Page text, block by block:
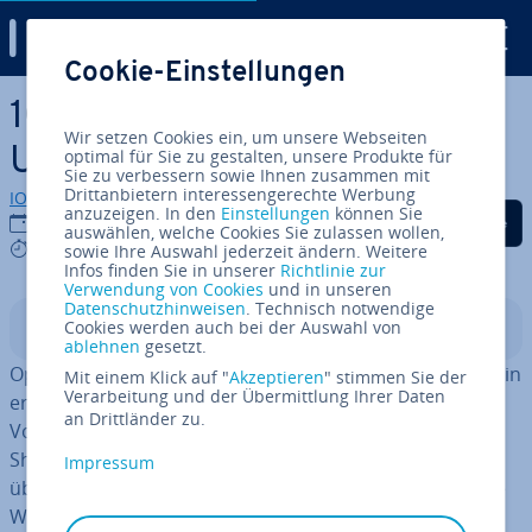
Zum Haupt­in­halt springen
10 Tipps für mehr Mobile
Usability im On­line­shop
IONOS Redaktion
07.07.2022
6 mins
Auf Facebook teilen
Auf Twitter teilen
Auf LinkedIn
In­halts­ver­zeich­nis
Op­ti­mie­rungs­maß­nah­men imMobile Commercezielen in
erster Linie auf die Usability (Be­nut­zer­freund­lich­keit).
Vom Design bis zum Be­stell­pro­zess muss ein mobiler
Shop den Nutzer im ersten Moment über­zeu­gen. Denn
über 70 Prozent der Smart­phone-Nutzer verlassen eine
Website, die nicht für mobile Endgeräte optimiert ist,
Cookie-Einstellungen
Wir setzen Cookies ein, um unsere Webseiten
optimal für Sie zu gestalten, unsere Produkte für
Sie zu verbessern sowie Ihnen zusammen mit
Drittanbietern interessengerechte Werbung
anzuzeigen. In den Einstellungen können Sie
auswählen, welche Cookies Sie zulassen wollen,
sowie Ihre Auswahl jederzeit ändern. Weitere
Infos finden Sie in unserer Richtlinie zur
Verwendung von Cookies und in unseren
Datenschutzhinweisen. Technisch notwendige
Cookies werden auch bei der Auswahl von
ablehnen gesetzt.
Mit einem Klick auf "Akzeptieren" stimmen Sie der
Verarbeitung und der Übermittlung Ihrer Daten
an Drittländer zu.
Impressum